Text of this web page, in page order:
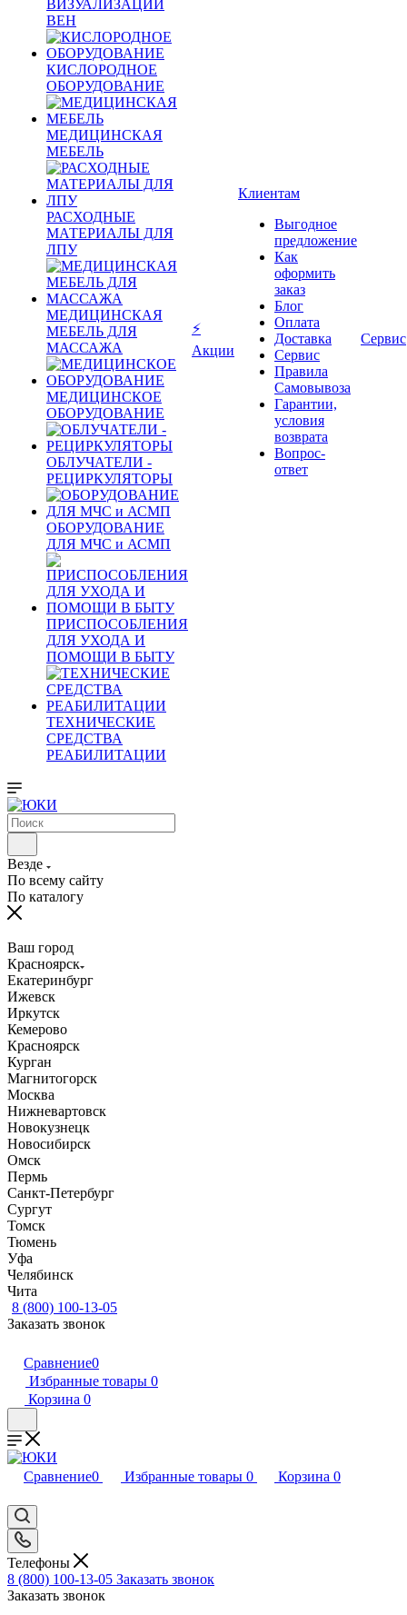
ВИЗУАЛИЗАЦИИ
ВЕН
КИСЛОРОДНОЕ
ОБОРУДОВАНИЕ
МЕДИЦИНСКАЯ
МЕБЕЛЬ
РАСХОДНЫЕ
МАТЕРИАЛЫ ДЛЯ
ЛПУ
МЕДИЦИНСКАЯ
МЕБЕЛЬ ДЛЯ
МАССАЖА
МЕДИЦИНСКОЕ
ОБОРУДОВАНИЕ
ОБЛУЧАТЕЛИ -
РЕЦИРКУЛЯТОРЫ
ОБОРУДОВАНИЕ
ДЛЯ МЧС и АСМП
ПРИСПОСОБЛЕНИЯ
ДЛЯ УХОДА И
ПОМОЩИ В БЫТУ
ТЕХНИЧЕСКИЕ
СРЕДСТВА
РЕАБИЛИТАЦИИ
⚡
Акции
Клиентам
Выгодное
предложение
Как
оформить
заказ
Блог
Оплата
Доставка
Сервис
Правила
Самовывоза
Гарантии,
условия
возврата
Вопрос-
ответ
Сервис
Везде
По всему сайту
По каталогу
Ваш город
Красноярск
Екатеринбург
Ижевск
Иркутск
Кемерово
Красноярск
Курган
Магнитогорск
Москва
Нижневартовск
Новокузнецк
Новосибирск
Омск
Пермь
Санкт-Петербург
Сургут
Томск
Тюмень
Уфа
Челябинск
Чита
8 (800) 100-13-05
Заказать звонок
Сравнение0
Избранные товары 0
Корзина 0
Сравнение0 Избранные товары 0 Корзина 0
Телефоны
8 (800) 100-13-05 Заказать звонок
Заказать звонок